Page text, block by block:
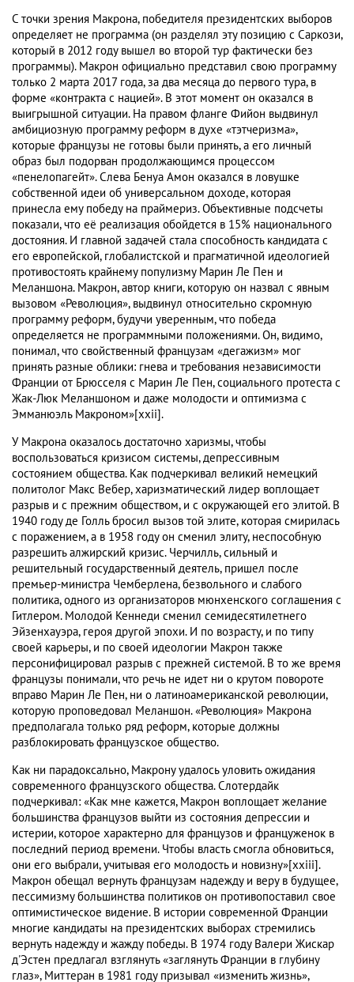
С точки зрения Макрона, победителя президентских выборов
определяет не программа (он разделял эту позицию с Саркози,
который в 2012 году вышел во второй тур фактически без
программы). Макрон официально представил свою программу
только 2 марта 2017 года, за два месяца до первого тура, в
форме «контракта с нацией». В этот момент он оказался в
выигрышной ситуации. На правом фланге Фийон выдвинул
амбициозную программу реформ в духе «тэтчеризма»,
которые французы не готовы были принять, а его личный
образ был подорван продолжающимся процессом
«пенелопагейт». Слева Бенуа Амон оказался в ловушке
собственной идеи об универсальном доходе, которая
принесла ему победу на праймериз. Объективные подсчеты
показали, что её реализация обойдется в 15% национального
достояния. И главной задачей стала способность кандидата с
его европейской, глобалистской и прагматичной идеологией
противостоять крайнему популизму Марин Ле Пен и
Меланшона. Макрон, автор книги, которую он назвал с явным
вызовом «Революция», выдвинул относительно скромную
программу реформ, будучи уверенным, что победа
определяется не программными положениями. Он, видимо,
понимал, что свойственный французам «дегажизм» мог
принять разные облики: гнева и требования независимости
Франции от Брюсселя с Марин Ле Пен, социального протеста с
Жак-Люк Меланшоном и даже молодости и оптимизма с
Эмманюэль Макроном»[xxii].
У Макрона оказалось достаточно харизмы, чтобы
воспользоваться кризисом системы, депрессивным
состоянием общества. Как подчеркивал великий немецкий
политолог Макс Вебер, харизматический лидер воплощает
разрыв и с прежним обществом, и с окружающей его элитой. В
1940 году де Голль бросил вызов той элите, которая смирилась
с поражением, а в 1958 году он сменил элиту, неспособную
разрешить алжирский кризис. Черчилль, сильный и
решительный государственный деятель, пришел после
премьер-министра Чемберлена, безвольного и слабого
политика, одного из организаторов мюнхенского соглашения с
Гитлером. Молодой Кеннеди сменил семидесятилетнего
Эйзенхауэра, героя другой эпохи. И по возрасту, и по типу
своей карьеры, и по своей идеологии Макрон также
персонифицировал разрыв с прежней системой. В то же время
французы понимали, что речь не идет ни о крутом повороте
вправо Марин Ле Пен, ни о латиноамериканской революции,
которую проповедовал Меланшон. «Революция» Макрона
предполагала только ряд реформ, которые должны
разблокировать французское общество.
Как ни парадоксально, Макрону удалось уловить ожидания
современного французского общества. Слотердайк
подчеркивал: «Как мне кажется, Макрон воплощает желание
большинства французов выйти из состояния депрессии и
истерии, которое характерно для французов и француженок в
последний период времени. Чтобы власть смогла обновиться,
они его выбрали, учитывая его молодость и новизну»[xxiii].
Макрон обещал вернуть французам надежду и веру в будущее,
пессимизму большинства политиков он противопоставил свое
оптимистическое видение. В истории современной Франции
многие кандидаты на президентских выборах стремились
вернуть надежду и жажду победы. В 1974 году Валери Жискар
д'Эстен предлагал взглянуть «заглянуть Франции в глубину
глаз», Миттеран в 1981 году призывал «изменить жизнь»,